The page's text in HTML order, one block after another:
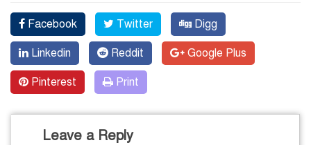
Facebook Twitter Digg
Linkedin Reddit Google Plus
Pinterest Print
Leave a Reply